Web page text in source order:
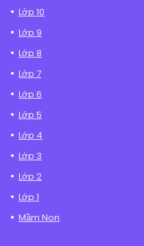
Lớp 10
Lớp 9
Lớp 8
Lớp 7
Lớp 6
Lớp 5
Lớp 4
Lớp 3
Lớp 2
Lớp 1
Mầm Non